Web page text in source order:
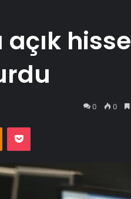
hisse
0 0
Odnoklassniki
Pocket